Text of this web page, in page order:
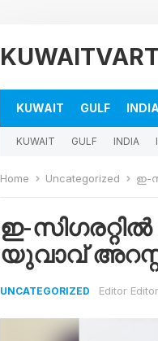
KUWAIT GULF INDIA
KUWAIT GULF INDIA
Home Uncategorized ഇ-
ഇ-
യുവാവ്​
UNCATEGORIZED Editor Editor